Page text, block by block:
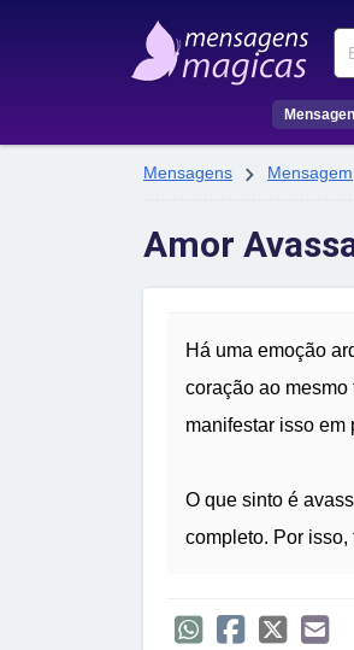
Mensagens  Mensagem
Amor
Há uma emoção
coração ao
manifestar isso em
O que sinto é
completo. Por